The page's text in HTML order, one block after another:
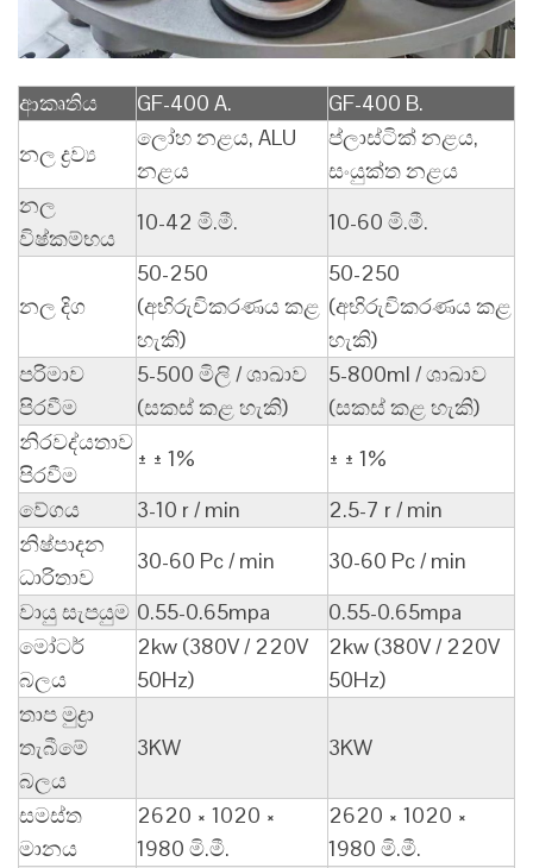
ආකෘතිය GF-400 A.
GF-400 B.
නල ද්‍රව්‍ය
ලෝහ නළය, ALU
නළය
ප්ලාස්ටික් නළය,
සංයුක්ත නළය
නල
විෂ්කම්භය
10-42 මි.මී. 10-60 මි.මී.
නල දිග
50-250
(අභිරුචිකරණය කළ
හැකි)
50-250
(අභිරුචිකරණය කළ
හැකි)
පරිමාව
පිරවීම
5-500 මිලි / ශාඛාව
(සකස් කළ හැකි)
5-800ml / ශාඛාව
(සකස් කළ හැකි)
නිරවද්යතාව
පිරවීම
± ± 1%
± ± 1%
වේගය
3-10 r / min
2.5-7 r / min
නිෂ්පාදන
ධාරිතාව
30-60 Pc / min
30-60 Pc / min
වායු සැපයුම 0.55-0.65mpa
0.55-0.65mpa
මෝටර්
බලය
2kw (380V / 220V
50Hz)
2kw (380V / 220V
50Hz)
තාප මුද්‍රා
තැබීමේ
බලය
3KW 3KW
සමස්ත
මානය
2620 × 1020 ×
1980 මි.මී.
2620 × 1020 ×
1980 මි.මී.